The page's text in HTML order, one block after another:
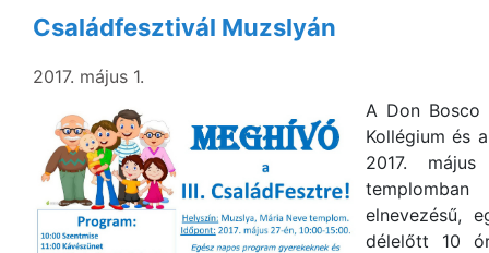
Családfesztivál Muzslyán
2017. május 1.
A Don Bosco
Kollégium és
2017.
elnevezésű,
délelőtt 10